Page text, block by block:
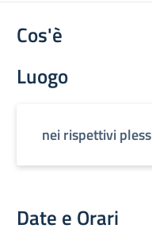
Cos'è
Luogo
nei rispettivi
Date e Orari